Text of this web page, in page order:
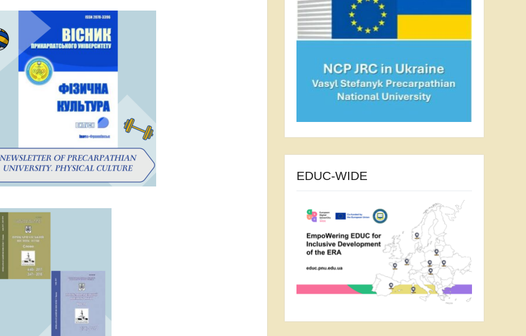
EDUC-WIDE